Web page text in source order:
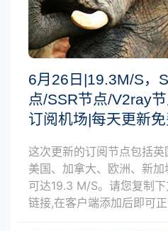
6月26日|19.3M/S，
点/SSR节点/V2ray
订阅机场|每天更新
这次更新的订阅节点包括英
美国、加拿大、欧洲、新
可达19.3 M/S。请您复制
链接,在客户端添加后即可正